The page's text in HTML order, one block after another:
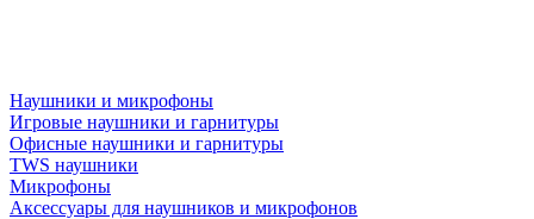
Наушники и микрофоны
Игровые наушники и гарнитуры
Офисные наушники и гарнитуры
TWS наушники
Микрофоны
Аксессуары для наушников и микрофонов